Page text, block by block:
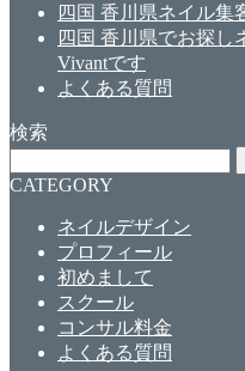
四国 香川県ネイル集
四国 香川県でお探し
Vivantです
よくある質問
検索
CATEGORY
ネイルデザイン
プロフィール
初めまして
スクール
コンサル料金
よくある質問